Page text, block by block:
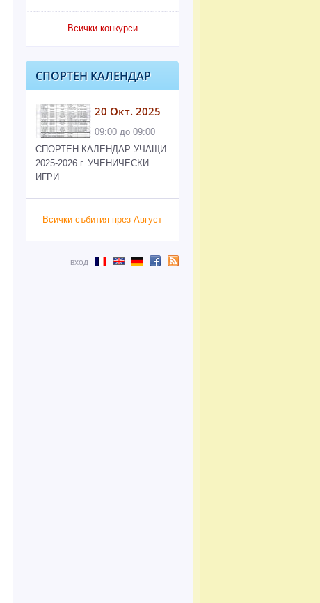
Всички конкурси
СПОРТЕН КАЛЕНДАР
20 Окт. 2025
09:00 до 09:00
СПОРТЕН КАЛЕНДАР УЧАЩИ
2025-2026 г. УЧЕНИЧЕСКИ
ИГРИ
Всички събития през Август
вход